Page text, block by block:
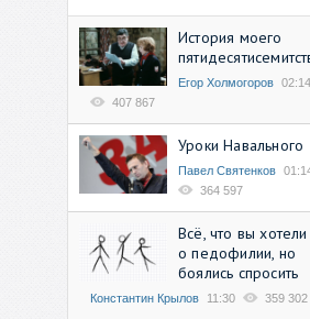
История моего
Егор Холмогоров 02:14
407 867
Уроки Навального
Павел Святенков
364 597
Всё, что вы хотели
о педофилии, но
боялись спросить
Константин Крылов 11:30 359 302